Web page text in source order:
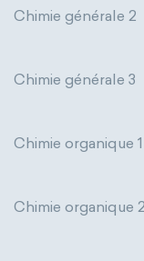
Chimie générale 2
Chimie générale 3
Chimie organique 1
Chimie organique 2